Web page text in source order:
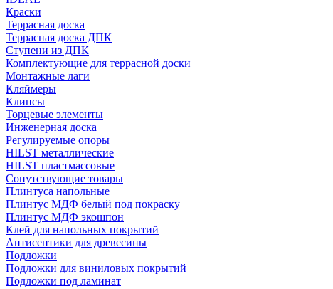
Краски
Террасная доска
Террасная доска ДПК
Ступени из ДПК
Комплектующие для террасной доски
Монтажные лаги
Кляймеры
Клипсы
Торцевые элементы
Инженерная доска
Регулируемые опоры
HILST металлические
HILST пластмассовые
Сопутствующие товары
Плинтуса напольные
Плинтус МДФ белый под покраску
Плинтус МДФ экошпон
Клей для напольных покрытий
Антисептики для древесины
Подложки
Подложки для виниловых покрытий
Подложки под ламинат